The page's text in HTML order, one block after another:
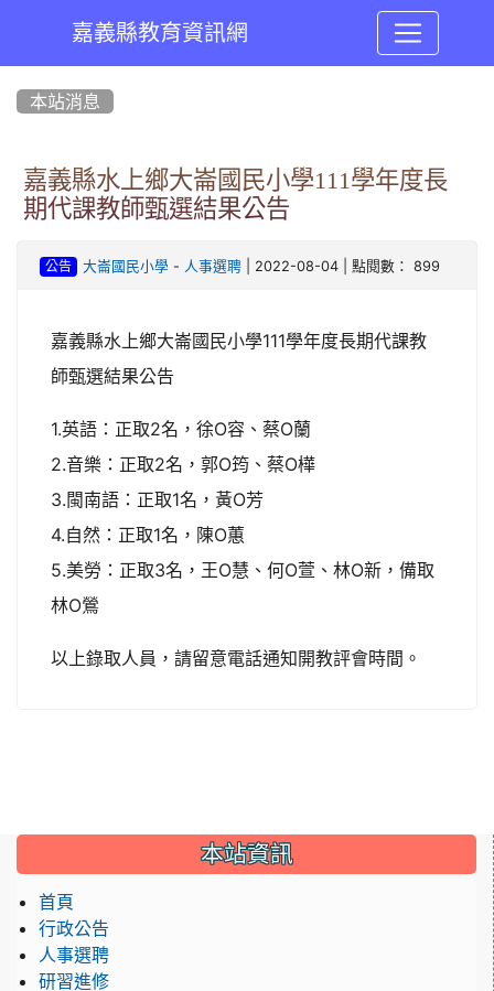
嘉義縣教育資訊網
本站消息
嘉義縣水上鄉大崙國民小學111學年度長
期代課教師甄選結果公告
公告 大崙國民小學- 人事選聘| 2022-08-04 | 點閱數： 899
嘉義縣水上鄉大崙國民小學111學年度長期代課教
師甄選結果公告
1.英語：正取2名，徐O容、蔡O蘭
2.音樂：正取2名，郭O筠、蔡O樺
3.閩南語：正取1名，黃O芳
4.自然：正取1名，陳O蕙
5.美勞：正取3名，王O慧、何O萱、林O新，備取
林O鶯
以上錄取人員，請留意電話通知開教評會時間。
::: 本站資訊
首頁
行政公告
人事選聘
研習進修